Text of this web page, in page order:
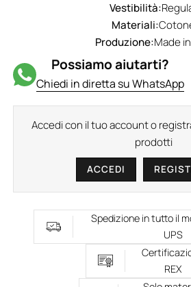
Vestibilità:
Materiali:
Produzione:Made
Possiamo aiutarti?
Chiedi in diretta su WhatsApp
Accedi con il tuo account o
prodotti
ACCEDI
Spedizione in tutto il
UPS
REX